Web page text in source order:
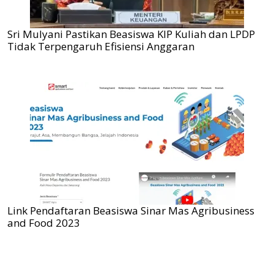
Sri Mulyani Pastikan Beasiswa KIP Kuliah dan LPDP
Tidak Terpengaruh Efisiensi Anggaran
Link Pendaftaran Beasiswa Sinar Mas Agribusiness
and Food 2023